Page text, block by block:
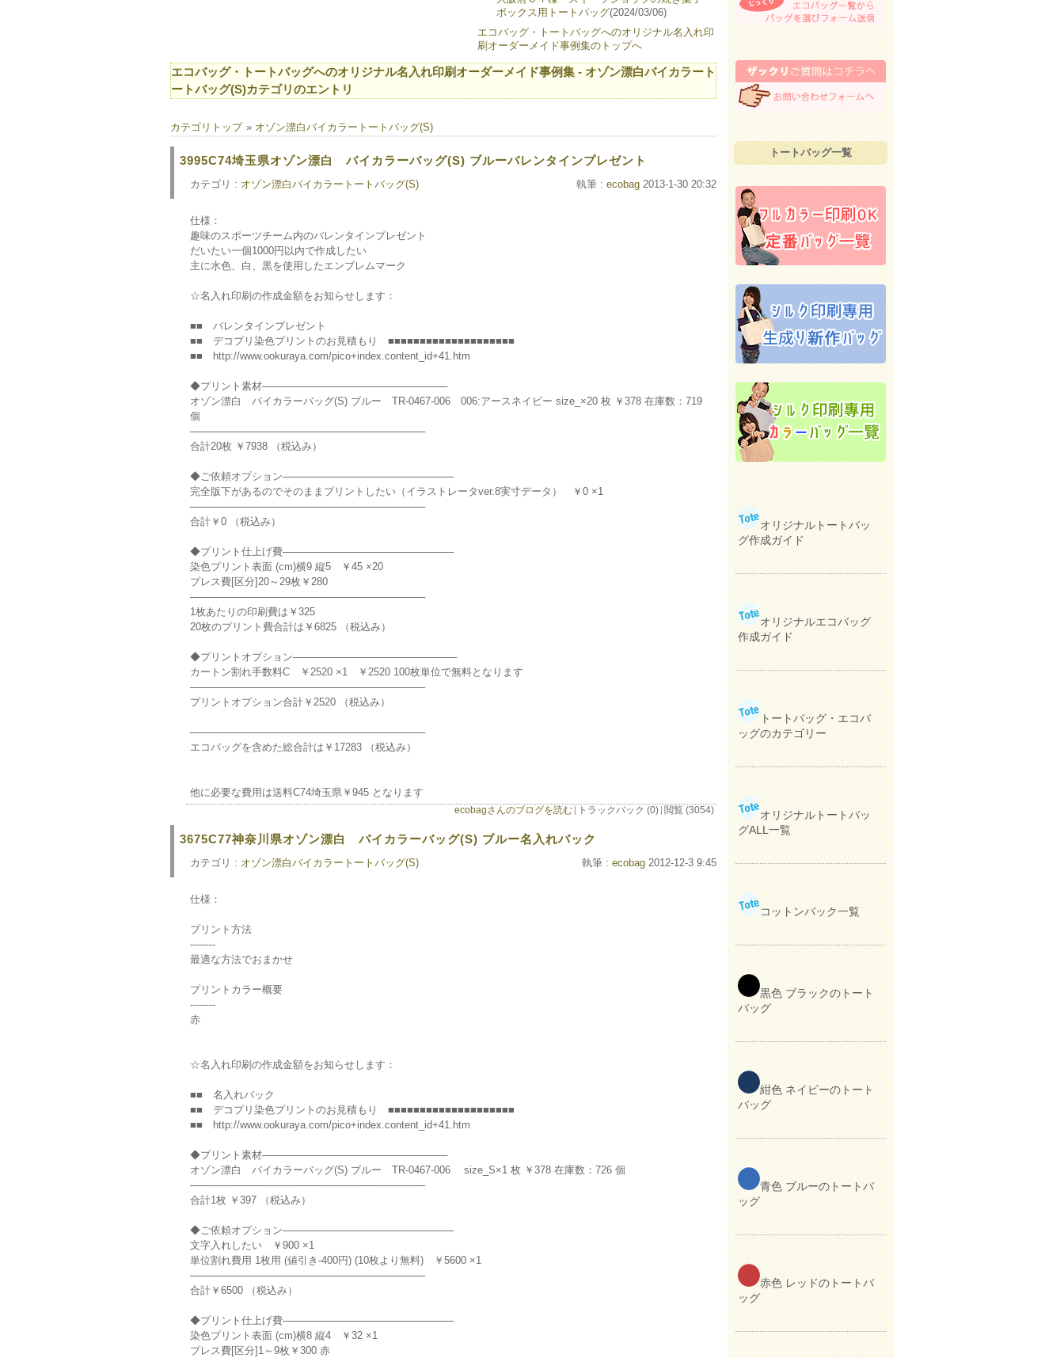
ボックス用トートバッグ(2024/03/06)
エコバッグ・トートバッグへのオリジナル名入れ印
刷オーダーメイド事例集のトップへ
エコバッグ・トートバッグへのオリジナル名入れ印刷オーダーメイド事例集 - オゾン漂白バイカラート
ートバッグ(S)カテゴリのエントリ
カテゴリトップ » オゾン漂白バイカラートートバッグ(S)
3995C74埼玉県オゾン漂白 バイカラーバッグ(S) ブルーバレンタインプレゼント
カテゴリ : オゾン漂白バイカラートートバッグ(S) 執筆 : ecobag 2013-1-30 20:32
仕様：
趣味のスポーツチーム内のバレンタインプレゼント
だいたい一個1000円以内で作成したい
主に水色、白、黒を使用したエンブレムマーク
☆名入れ印刷の作成金額をお知らせします：
■■ バレンタインプレゼント
■■ デコプリ染色プリントのお見積もり ■■■■■■■■■■■■■■■■■■■■
■■ http://www.ookuraya.com/pico+index.content_id+41.htm
◆プリント素材──────────────────────────
オゾン漂白 バイカラーバッグ(S) ブルー TR-0467-006 006:アースネイビー size_×20 枚 ￥378 在庫数：719
個
─────────────────────────────────
合計20枚 ￥7938 （税込み）
◆ご依頼オプション────────────────────────
完全版下があるのでそのままプリントしたい（イラストレータver.8実寸データ） ￥0 ×1
─────────────────────────────────
合計￥0 （税込み）
◆プリント仕上げ費────────────────────────
染色プリント表面 (cm)横9 縦5 ￥45 ×20
プレス費[区分]20～29枚￥280
─────────────────────────────────
1枚あたりの印刷費は￥325
20枚のプリント費合計は￥6825 （税込み）
◆プリントオプション───────────────────────
カートン割れ手数料C ￥2520 ×1 ￥2520 100枚単位で無料となります
─────────────────────────────────
プリントオプション合計￥2520 （税込み）
─────────────────────────────────
エコバッグを含めた総合計は￥17283 （税込み）
他に必要な費用は送料C74埼玉県￥945 となります
ecobagさんのブログを読む トラックバック (0) 閲覧 (3054)
3675C77神奈川県オゾン漂白 バイカラーバッグ(S) ブルー名入れバック
カテゴリ : オゾン漂白バイカラートートバッグ(S) 執筆 : ecobag 2012-12-3 9:45
仕様：
プリント方法
--------
最適な方法でおまかせ
プリントカラー概要
--------
赤
☆名入れ印刷の作成金額をお知らせします：
■■ 名入れバック
■■ デコプリ染色プリントのお見積もり ■■■■■■■■■■■■■■■■■■■■
■■ http://www.ookuraya.com/pico+index.content_id+41.htm
◆プリント素材──────────────────────────
オゾン漂白 バイカラーバッグ(S) ブルー TR-0467-006 size_S×1 枚 ￥378 在庫数：726 個
─────────────────────────────────
合計1枚 ￥397 （税込み）
◆ご依頼オプション────────────────────────
文字入れしたい ￥900 ×1
単位割れ費用 1枚用 (値引き-400円) (10枚より無料) ￥5600 ×1
─────────────────────────────────
合計￥6500 （税込み）
◆プリント仕上げ費────────────────────────
染色プリント表面 (cm)横8 縦4 ￥32 ×1
プレス費[区分]1～9枚￥300 赤
トートバッグ一覧
オリジナルトートバッ
グ作成ガイド
オリジナルエコバッグ
作成ガイド
トートバッグ・エコバ
ッグのカテゴリー
オリジナルトートバッ
グALL一覧
コットンバック一覧
黒色 ブラックのトート
バッグ
紺色 ネイビーのトート
バッグ
青色 ブルーのトートバ
ッグ
赤色 レッドのトートバ
ッグ